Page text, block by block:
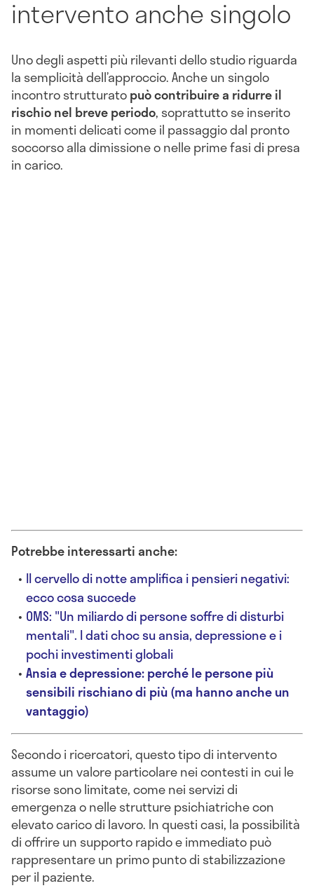
intervento anche singolo
Uno degli aspetti più rilevanti dello studio riguarda
la semplicità dell’approccio. Anche un singolo
incontro strutturatopuò contribuire a ridurre il
rischio nel breve periodo, soprattutto se inserito
in momenti delicati come il passaggio dal pronto
soccorso alla dimissione o nelle prime fasi di presa
in carico.
Potrebbe interessarti anche:
Il cervello di notte amplifica i pensieri negativi:
ecco cosa succede
OMS: "Un miliardo di persone soffre di disturbi
mentali". I dati choc su ansia, depressione e i
pochi investimenti globali
Ansia e depressione: perché le persone più
sensibili rischiano di più (ma hanno anche un
vantaggio)
Secondo i ricercatori, questo tipo di intervento
assume un valore particolare nei contesti in cui le
risorse sono limitate, come nei servizi di
emergenza o nelle strutture psichiatriche con
elevato carico di lavoro. In questi casi, la possibilità
di offrire un supporto rapido e immediato può
rappresentare un primo punto di stabilizzazione
per il paziente.